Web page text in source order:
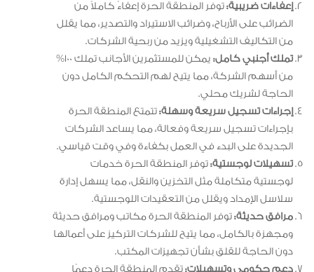
إعفاءات ضريبية:توفر المنطقة الحرة إعفاءً كاملاً من
الضرائب على الأرباح، وضرائب الاستيراد والتصدير، مما يقلل
من التكاليف التشغيلية ويزيد من ربحية الشركات.
تملك أجنبي كامل:
يمكن للمستثمرين الأجانب تملك 100%
من أسهم الشركة، مما يتيح لهم التحكم الكامل دون
الحاجة لشريك محلي.
إجراءات تسجيل سريعة وسهلة:تتمتع المنطقة الحرة
بإجراءات تسجيل سريعة وفعالة، مما يساعد الشركات
الجديدة على البدء في العمل بكفاءة وفي وقت قياسي.
تسهيلات لوجستية:توفر المنطقة الحرة خدمات
لوجستية متكاملة مثل التخزين والنقل، مما يسهل إدارة
سلاسل الإمداد ويقلل من التعقيدات اللوجستية.
مرافق حديثة:توفر المنطقة الحرة مكاتب ومرافق حديثة
ومجهزة بالكامل، مما يتيح للشركات التركيز على أعمالها
دون الحاجة للقلق بشأن تجهيزات المكتب.
دعم حكومي وتسهيلات:تقدم المنطقة الحرة دعمًا